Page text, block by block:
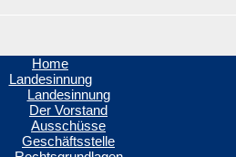
Home
Landesinnung
Landesinnung
Der Vorstand
Ausschüsse
Geschäftsstelle